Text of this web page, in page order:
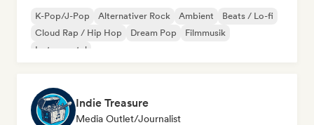
K-Pop/J-Pop Alternativer Rock Ambient
Beats / Lo-fi
Cloud Rap / Hip Hop
Dream Pop
Filmmusik
Instrumental
Indie Treasure
Media Outlet/Journalist